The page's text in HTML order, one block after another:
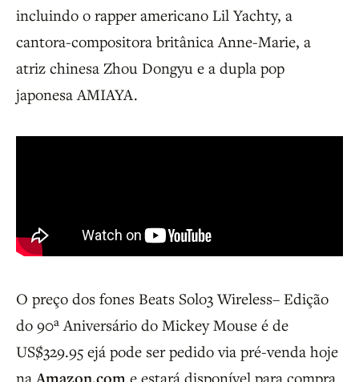
incluindo o rapper americano Lil Yachty, a
cantora-compositora britânica Anne-Marie, a
atriz chinesa Zhou Dongyu e a dupla pop
japonesa AMIAYA.
O preço dos fones Beats Solo3 Wireless– Edição
do 90ª Aniversário do Mickey Mouse é de
US$329.95 ejá pode ser pedido via pré-venda hoje
na
e estará disponível para compra